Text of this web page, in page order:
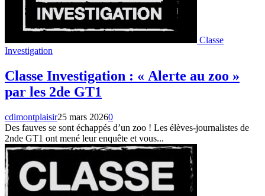
Classe
Investigation
Classe Investigation : « Alerte au zoo »
par les 2de GT1
cdimontplaisir25 mars 20260
Des fauves se sont échappés d’un zoo ! Les élèves-journalistes de
2nde GT1 ont mené leur enquête et vous...